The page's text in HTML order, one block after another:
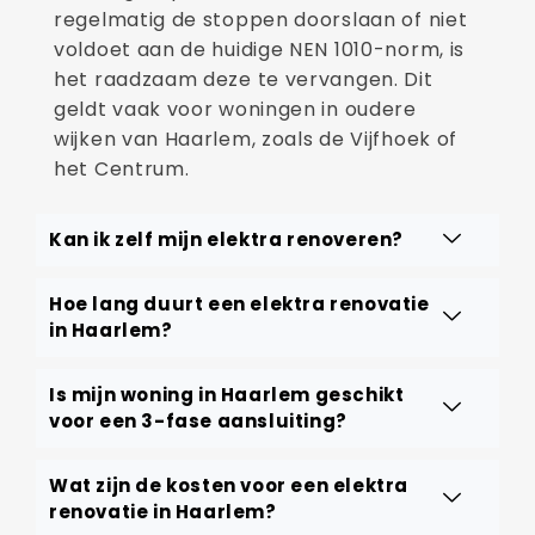
regelmatig de stoppen doorslaan of niet
voldoet aan de huidige NEN 1010-norm, is
het raadzaam deze te vervangen. Dit
geldt vaak voor woningen in oudere
wijken van Haarlem, zoals de Vijfhoek of
het Centrum.
Kan ik zelf mijn elektra renoveren?
Hoe lang duurt een elektra renovatie
in Haarlem?
Is mijn woning in Haarlem geschikt
voor een 3-fase aansluiting?
Wat zijn de kosten voor een elektra
renovatie in Haarlem?